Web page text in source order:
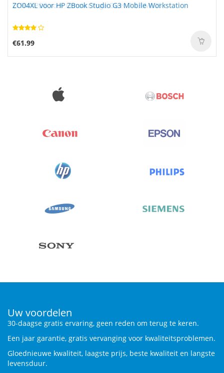
ZO04XL voor HP ZBook Studio G3 Mobile Workstation
€61.99
Uw voordelen
30-daagse gratis ervaring, geen reden om terug te keren.
Een jaar garantie, gratis vervanging voor kwaliteitsproblemen.
Gloednieuwe kwaliteit, laagste prijs, beste kwaliteit en langste
levensduur.